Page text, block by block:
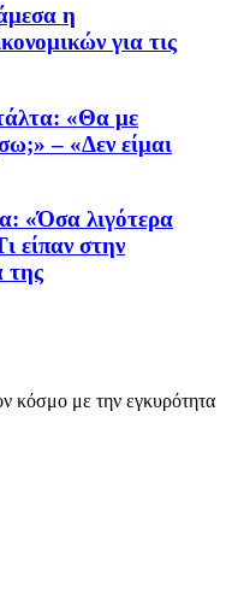
η
για τις
«Θα με
– «Δεν είμαι
«Όσα λιγότερα
είπαν στην
της
κόσμο με την εγκυρότητα